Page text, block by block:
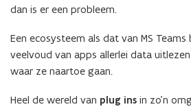
dan is er een probleem.
Een ecosysteem als dat van MS
veelvoud van apps allerlei data
waar ze naartoe gaan.
Heel de wereld van plug ins in zo’n